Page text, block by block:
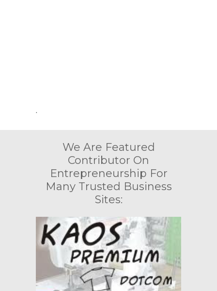
.
We Are Featured
Contributor On
Entrepreneurship For
Many Trusted Business
Sites: